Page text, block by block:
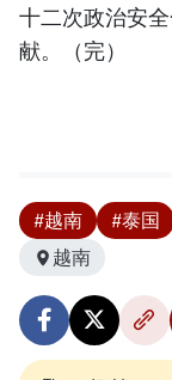
十二次政治安
献。（完）
#越南 #泰国
越南